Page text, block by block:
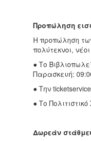
Προπώληση
Η προπώληση
πολύτεκνοι,
● Το
Παρασκευή:
● Την
● Το
Δωρεάν